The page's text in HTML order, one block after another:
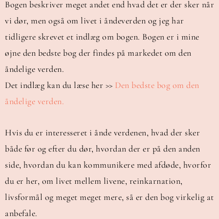
Bogen beskriver meget andet end hvad det er der sker når
vi dør, men også om livet i åndeverden og jeg har
tidligere skrevet et indlæg om bogen. Bogen er i mine
øjne den bedste bog der findes på markedet om den
åndelige verden.
Det indlæg kan du læse her >> Den bedste bog om den
åndelige verden.
Hvis du er interesseret i ånde verdenen, hvad der sker
både før og efter du dør, hvordan der er på den anden
side, hvordan du kan kommunikere med afdøde, hvorfor
du er her, om livet mellem livene, reinkarnation,
livsformål og meget meget mere, så er den bog virkelig at
anbefale.